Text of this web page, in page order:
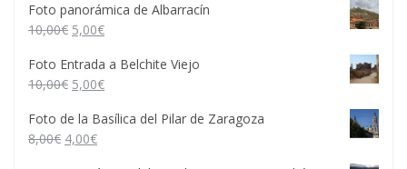
Foto panorámica de Albarracín
10,00€ 5,00€
Foto Entrada a Belchite Viejo
10,00€ 5,00€
Foto de la Basílica del Pilar de Zaragoza
8,00€ 4,00€